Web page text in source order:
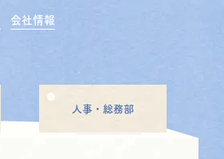
会社情報
人事・総務部